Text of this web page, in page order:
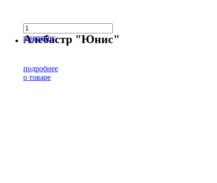
в корзину
Алебастр "Юнис"
подробнее
о товаре